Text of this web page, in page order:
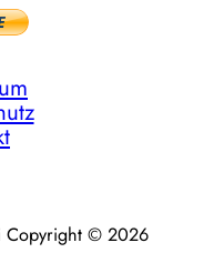
Copyright © 2026